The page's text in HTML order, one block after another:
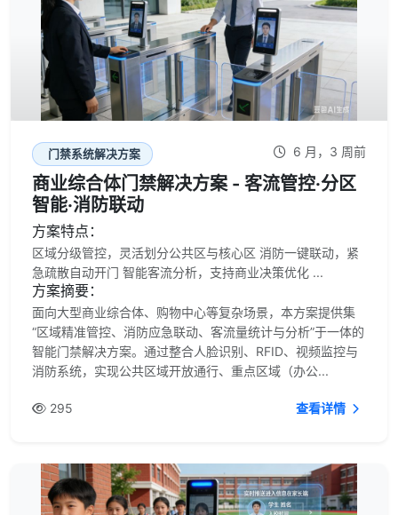
门禁系统解决方案 6 月，3 周前
商业综合体门禁解决方案 - 客流管控·分区
智能·消防联动
方案特点：
区域分级管控，灵活划分公共区与核心区 消防一键联动，紧
急疏散自动开门 智能客流分析，支持商业决策优化 ...
方案摘要：
面向大型商业综合体、购物中心等复杂场景，本方案提供集
“区域精准管控、消防应急联动、客流量统计与分析”于一体的
智能门禁解决方案。通过整合人脸识别、RFID、视频监控与
消防系统，实现公共区域开放通行、重点区域（办公...
295 查看详情